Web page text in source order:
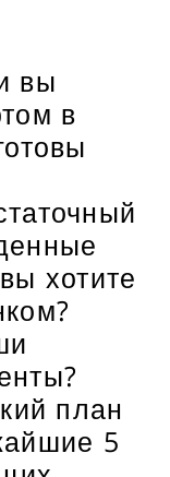
вы
в
хотите
план
5